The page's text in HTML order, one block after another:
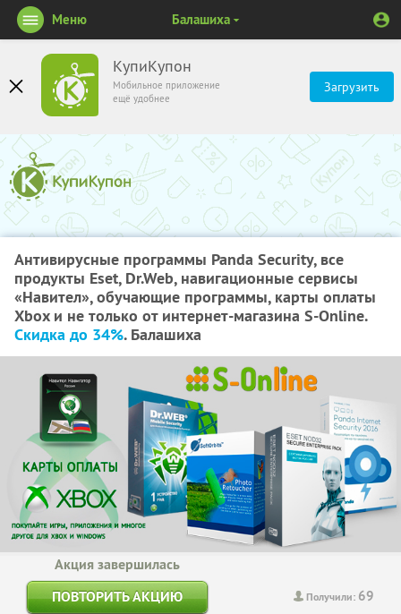
КупиКупон
Мобильное приложение
ещё удобнее
Загрузить
Меню Балашиха
Антивирусные программы Panda Security, все
продукты Eset, Dr.Web, навигационные сервисы
«Навител», обучающие программы, карты оплаты
Xbox и не только от интернет-магазина S-Online.
Скидка до 34%. Балашиха
Получили: 69
Акция завершилась
ПОВТОРИТЬ АКЦИЮ